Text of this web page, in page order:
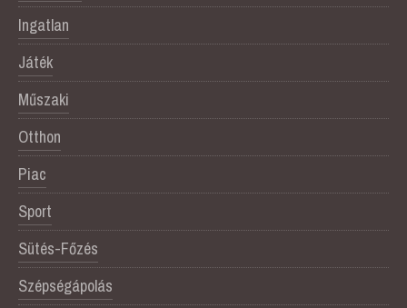
Ingatlan
Játék
Műszaki
Otthon
Piac
Sport
Sütés-Főzés
Szépségápolás